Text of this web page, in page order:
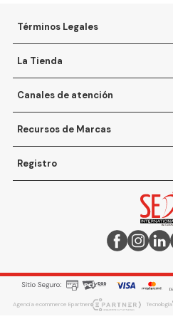
Términos Legales
La Tienda
Canales de atención
Recursos de Marcas
Registro
Agencia ecommerce Epartner Tecnología